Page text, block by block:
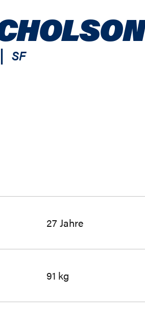
| SF
27 Jahre
91 kg